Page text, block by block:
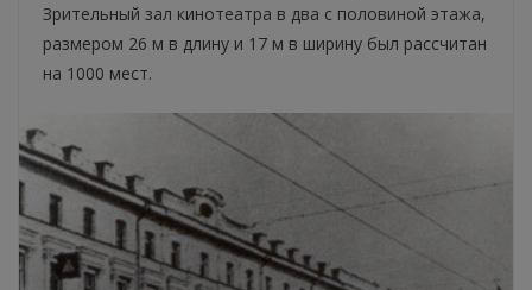
Зрительный зал кинотеатра в два с половиной этажа,
размером 26 м в длину и 17 м в ширину был рассчитан
на 1000 мест.